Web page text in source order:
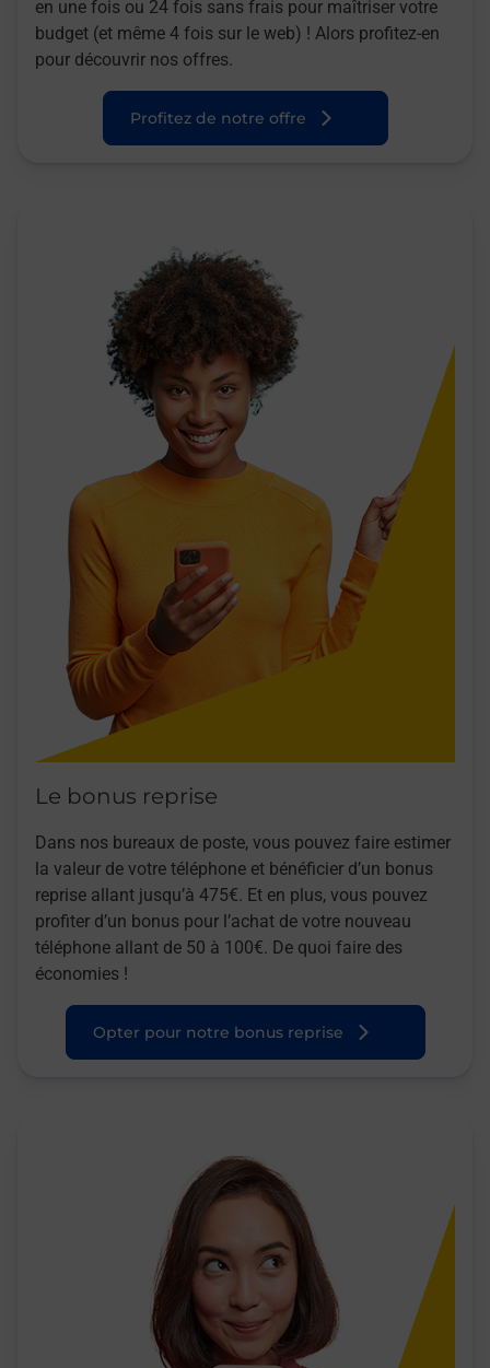
en une fois ou 24 fois sans frais pour maîtriser votre
budget (et même 4 fois sur le web) ! Alors profitez-en
pour découvrir nos offres.
Profitez de notre offre
Le bonus reprise
Dans nos bureaux de poste, vous pouvez faire estimer
la valeur de votre téléphone et bénéficier d’un bonus
reprise allant jusqu’à 475€. Et en plus, vous pouvez
profiter d’un bonus pour l’achat de votre nouveau
téléphone allant de 50 à 100€. De quoi faire des
économies !
Opter pour notre bonus reprise